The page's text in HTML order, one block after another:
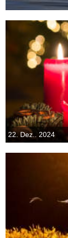
22. Dez.. 2024